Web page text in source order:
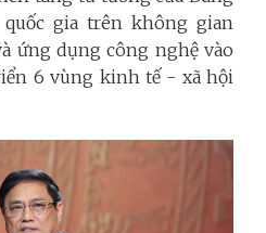
gia trên không gian
ứng dụng công nghệ vào
6 vùng kinh tế - xã hội